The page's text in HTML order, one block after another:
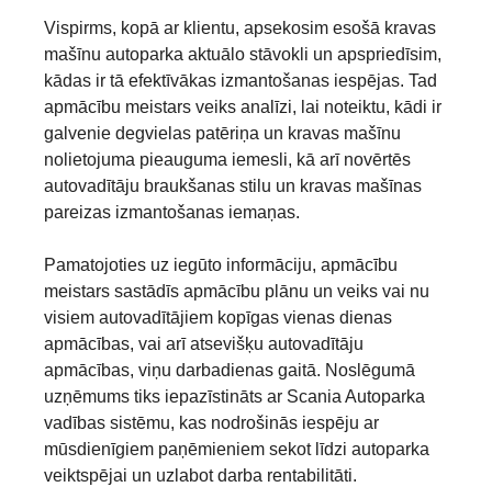
Vispirms, kopā ar klientu, apsekosim esošā kravas
mašīnu autoparka aktuālo stāvokli un apspriedīsim,
kādas ir tā efektīvākas izmantošanas iespējas. Tad
apmācību meistars veiks analīzi, lai noteiktu, kādi ir
galvenie degvielas patēriņa un kravas mašīnu
nolietojuma pieauguma iemesli, kā arī novērtēs
autovadītāju braukšanas stilu un kravas mašīnas
pareizas izmantošanas iemaņas.
Pamatojoties uz iegūto informāciju, apmācību
meistars sastādīs apmācību plānu un veiks vai nu
visiem autovadītājiem kopīgas vienas dienas
apmācības, vai arī atsevišķu autovadītāju
apmācības, viņu darbadienas gaitā. Noslēgumā
uzņēmums tiks iepazīstināts ar Scania Autoparka
vadības sistēmu, kas nodrošinās iespēju ar
mūsdienīgiem paņēmieniem sekot līdzi autoparka
veiktspējai un uzlabot darba rentabilitāti.